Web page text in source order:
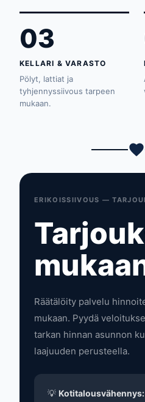
03
KELLARI & VARASTO
Pölyt, lattiat ja
tyhjennyssiivous tarpeen
mukaan.
ERIKOISSIIVOUS —
Räätälöity palvelu
mukaan. Pyydä
tarkan hinnan asunnon
laajuuden perusteella.
💡 Kotitalousvähennys: